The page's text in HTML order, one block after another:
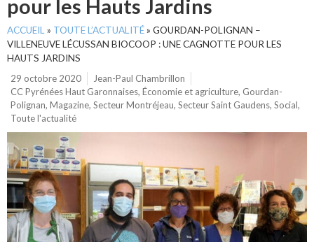
pour les Hauts Jardins
ACCUEIL » TOUTE L’ACTUALITÉ» GOURDAN-POLIGNAN –
VILLENEUVE LÉCUSSAN BIOCOOP : UNE CAGNOTTE POUR LES
HAUTS JARDINS
29 octobre 2020
Jean-Paul Chambrillon
CC Pyrénées Haut Garonnaises, Économie et agriculture, Gourdan-
Polignan, Magazine, Secteur Montréjeau, Secteur Saint Gaudens, Social,
Toute l'actualité